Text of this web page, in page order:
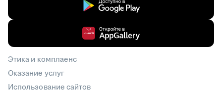
Этика и комплаенс
Оказание услуг
Использование сайтов